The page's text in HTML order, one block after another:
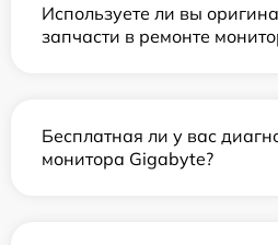
Используете ли вы
запчасти в ремонте
Бесплатная ли у вас
монитора Gigabyte?